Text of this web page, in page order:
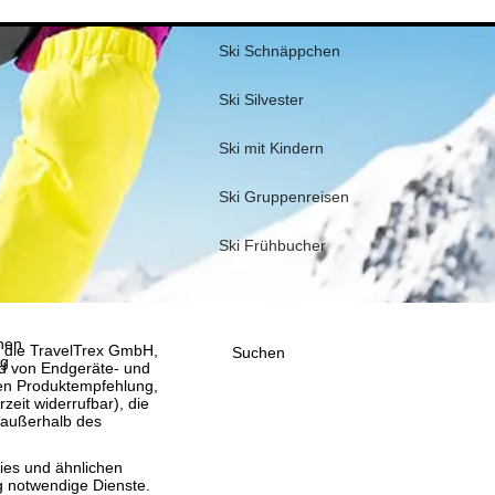
TravelTrex GmbH,
von Endgeräte- und
Produktempfehlung,
widerrufbar), die
des
und ähnlichen
Dienste.
Ski Schnäppchen
Ski Silvester
Ski mit Kindern
Ski Gruppenreisen
Ski Frühbucher
Suchen